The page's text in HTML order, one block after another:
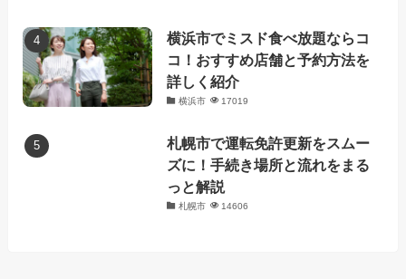
横浜市でミスド食べ放題ならコ
コ！おすすめ店舗と予約方法を
詳しく紹介
横浜市 17019
札幌市で運転免許更新をスムー
ズに！手続き場所と流れをまる
っと解説
札幌市 14606